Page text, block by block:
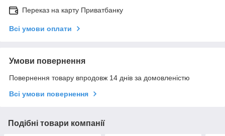
Переказ на карту Приватбанку
Всі умови оплати
Умови повернення
Повернення товару впродовж 14 днів за домовленістю
Всі умови повернення
Подібні товари компанії